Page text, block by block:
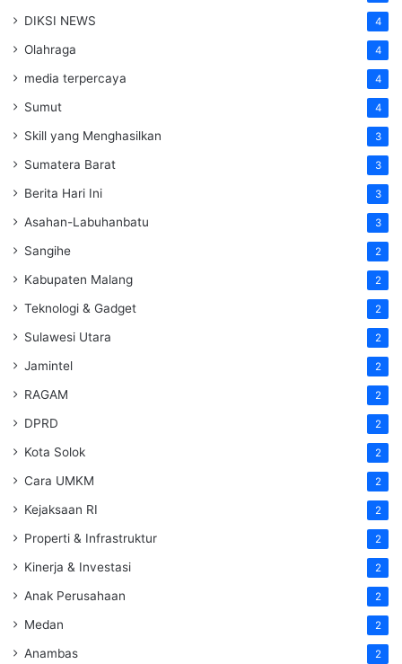
DIKSI NEWS 4
Olahraga 4
media terpercaya 4
Sumut 4
Skill yang Menghasilkan 3
Sumatera Barat 3
Berita Hari Ini 3
Asahan-Labuhanbatu 3
Sangihe 2
Kabupaten Malang 2
Teknologi & Gadget 2
Sulawesi Utara 2
Jamintel 2
RAGAM 2
DPRD 2
Kota Solok 2
Cara UMKM 2
Kejaksaan RI 2
Properti & Infrastruktur 2
Kinerja & Investasi 2
Anak Perusahaan 2
Medan 2
Anambas 2